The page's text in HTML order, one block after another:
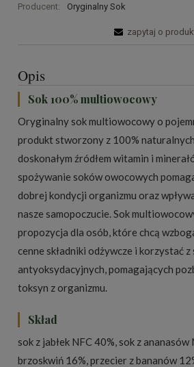
Producent: Oryginalny Sok
zapytaj o
Opis
Sok 100% multiowocowy
Oryginalny sok multiowocowy o
produkt stworzony z 100%
doskonałym źródłem witamin i
spożywanie soków owocowych
dobrej kondycji organizmu oraz
nasze samopoczucie. Sok
propozycja dla osób, które chcą
cenne składniki odżywcze i korzystać
antyoksydacyjnych, pomagających
toksyn z organizmu.
Skład
sok z jabłek NFC 40%, sok z
brzoskwiń 16%, przecier z bananów